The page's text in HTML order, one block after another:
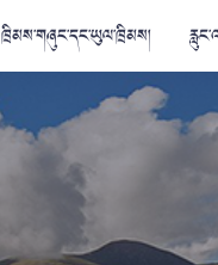
ཁྲིམས་གཞུང་དང་ཡུལ་ཁྲིམས།